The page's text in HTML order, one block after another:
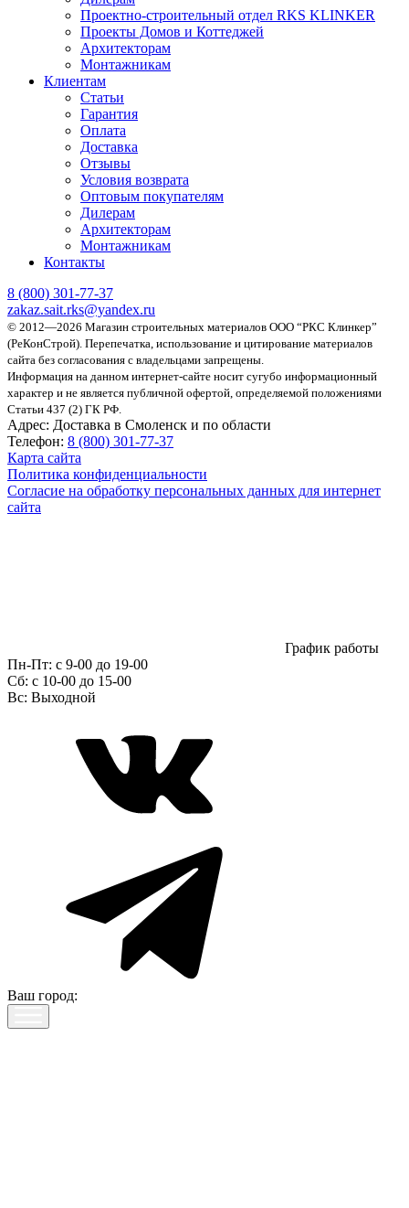
Проектно-строительный отдел RKS KLINKER
Проекты Домов и Коттеджей
Архитекторам
Монтажникам
Клиентам
Статьи
Гарантия
Оплата
Доставка
Отзывы
Условия возврата
Оптовым покупателям
Дилерам
Архитекторам
Монтажникам
Контакты
8 (800) 301-77-37
zakaz.sait.rks@yandex.ru
© 2012—2026 Магазин строительных материалов ООО “РКС Клинкер”
(РеКонСтрой). Перепечатка, использование и цитирование материалов
сайта без согласования с владельцами запрещены.
Информация на данном интернет-сайте носит сугубо информационный
характер и не является публичной офертой, определяемой положениями
Статьи 437 (2) ГК РФ.
Адрес: Доставка в Смоленск и по области
Телефон: 8 (800) 301-77-37
Карта сайта
Политика конфиденциальности
Согласие на обработку персональных данных для интернет
сайта
График работы
Пн-Пт: с 9-00 до 19-00
Сб: c 10-00 до 15-00
Вс: Выходной
Ваш город: